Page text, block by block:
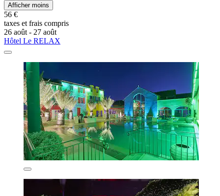
Afficher moins
56 €
taxes et frais compris
26 août - 27 août
Hôtel Le RELAX